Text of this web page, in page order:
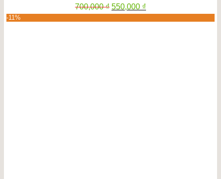
700,000₫ Giá
gốc
là:
550,000 ₫
hiện
tại
-11%